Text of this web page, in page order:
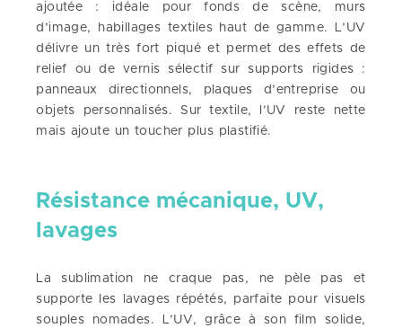
ajoutée : idéale pour fonds de scène, murs
d’image, habillages textiles haut de gamme. L’UV
délivre un très fort piqué et permet des effets de
relief ou de vernis sélectif sur supports rigides :
panneaux directionnels, plaques d’entreprise ou
objets personnalisés. Sur textile, l’UV reste nette
mais ajoute un toucher plus plastifié.
Résistance mécanique, UV,
lavages
La sublimation ne craque pas, ne pèle pas et
supporte les lavages répétés, parfaite pour visuels
souples nomades. L’UV, grâce à son film solide,